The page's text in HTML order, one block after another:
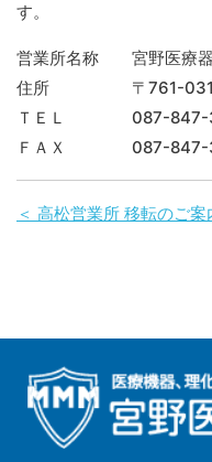
す。
営業所名称 宮野医療
住所 〒761-0312
ＴＥＬ 087-847-
ＦＡＸ 087-847-
＜ 高松営業所 移転のご